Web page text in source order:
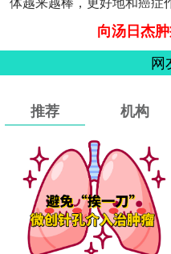
体越来越棒，更好地和癌症
向汤日杰
网
推荐 机构